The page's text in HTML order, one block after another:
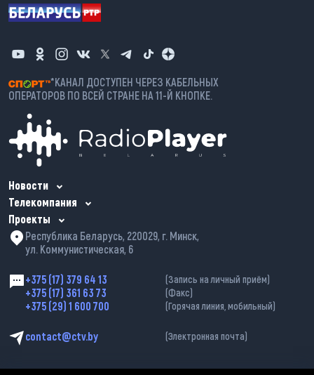
*КАНАЛ ДОСТУПЕН ЧЕРЕЗ КАБЕЛЬНЫХ
ОПЕРАТОРОВ ПО ВСЕЙ СТРАНЕ НА 11-Й КНОПКЕ.
Новости
Телекомпания
Проекты
Республика Беларусь, 220029, г. Минск,
ул. Коммунистическая, 6
+375 (17) 379 64 13 (Запись на личный приём)
+375 (17) 361 63 73 (Факс)
+375 (29) 1 600 700 (Горячая линия, мобильный)
contact@ctv.by (Электронная почта)